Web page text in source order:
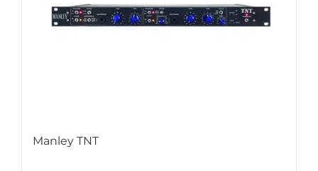
Manley TNT